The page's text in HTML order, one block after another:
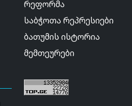
რეფორმა
საბჭოთა რეპრესიები
ბათუმის ისტორია
მემთეურები